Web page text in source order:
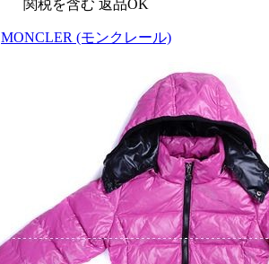
関税を含む 返品OK
MONCLER (モンクレール)